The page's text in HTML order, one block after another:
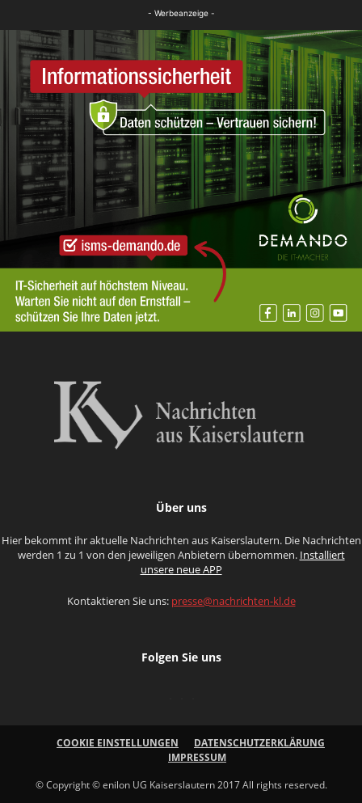
- Werbeanzeige -
Über uns
Hier bekommt ihr aktuelle Nachrichten aus Kaiserslautern. Die Nachrichten
werden 1 zu 1 von den jeweiligen Anbietern übernommen. Installiert
unsere neue APP
Kontaktieren Sie uns: presse@nachrichten-kl.de
Folgen Sie uns
COOKIE EINSTELLUNGEN
DATENSCHUTZERKLÄRUNG
IMPRESSUM
© Copyright © enilon UG Kaiserslautern 2017 All rights reserved.